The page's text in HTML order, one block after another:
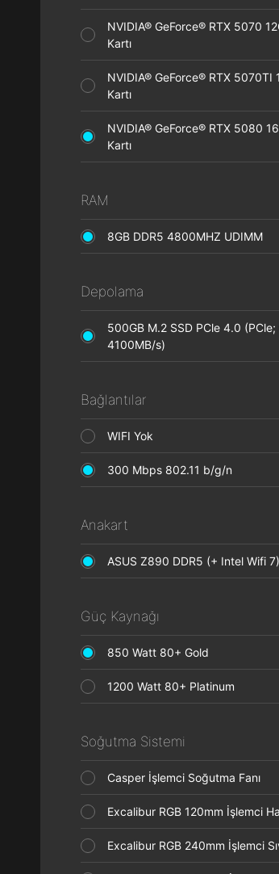
NVIDIA® GeForce® RTX 5070
Kartı
NVIDIA® GeForce® RTX 5070TI
Kartı
NVIDIA® GeForce® RTX 5080
Kartı
RAM
8GB DDR5 4800MHZ UDIMM
Depolama
500GB M.2 SSD PCle 4.0
4100MB/s)
Bağlantılar
WIFI Yok
300 Mbps 802.11 b/g/n
Anakart
ASUS Z890 DDR5 (+ Intel Wifi
Güç Kaynağı
850 Watt 80+ Gold
1200 Watt 80+ Platinum
Soğutma Sistemi
Casper İşlemci Soğutma Fanı
Excalibur RGB 120mm İşlemci
Excalibur RGB 240mm İşlemci